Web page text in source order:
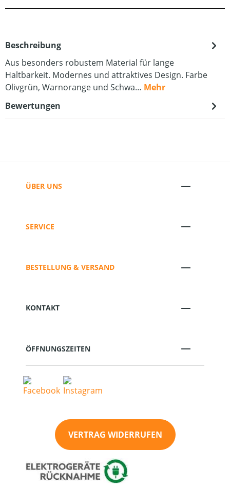
Beschreibung
Aus besonders robustem Material für lange
Haltbarkeit. Modernes und attraktives Design. Farbe
Olivgrün, Warnorange und Schwa… Mehr
Bewertungen
ÜBER UNS
SERVICE
BESTELLUNG & VERSAND
KONTAKT
ÖFFNUNGSZEITEN
VERTRAG WIDERRUFEN